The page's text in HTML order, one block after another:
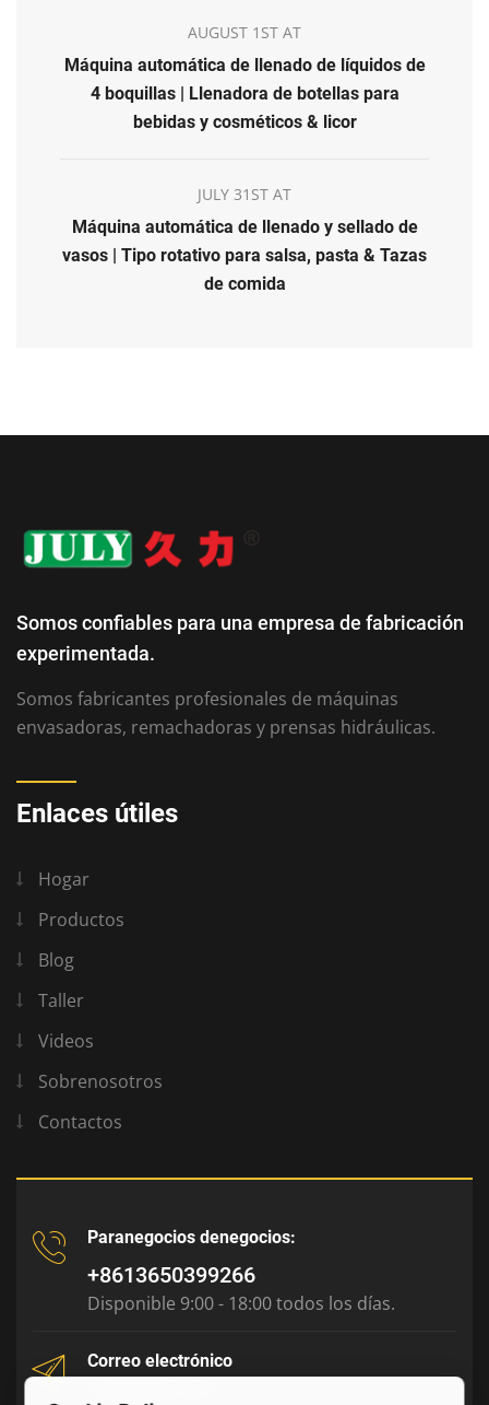
AUGUST 1ST AT
Máquina automática de llenado de líquidos de
4 boquillas | Llenadora de botellas para
bebidas y cosméticos & licor
JULY 31ST AT
Máquina automática de llenado y sellado de
vasos | Tipo rotativo para salsa, pasta & Tazas
de comida
Somos confiables para una empresa de fabricación
experimentada.
Somos fabricantes profesionales de máquinas
envasadoras, remachadoras y prensas hidráulicas.
Enlaces útiles
Hogar
Productos
Blog
Taller
Videos
Sobrenosotros
Contactos
Paranegocios denegocios:
+8613650399266
Disponible 9:00 - 18:00 todos los días.
Correo electrónico